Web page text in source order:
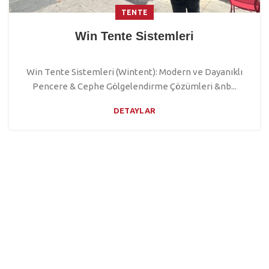
TENTE
Win Tente Sistemleri
Win Tente Sistemleri (Wintent): Modern ve Dayanıklı
Pencere & Cephe Gölgelendirme Çözümleri &nb...
DETAYLAR